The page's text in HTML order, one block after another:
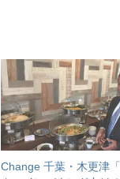
Change 千葉・木更津